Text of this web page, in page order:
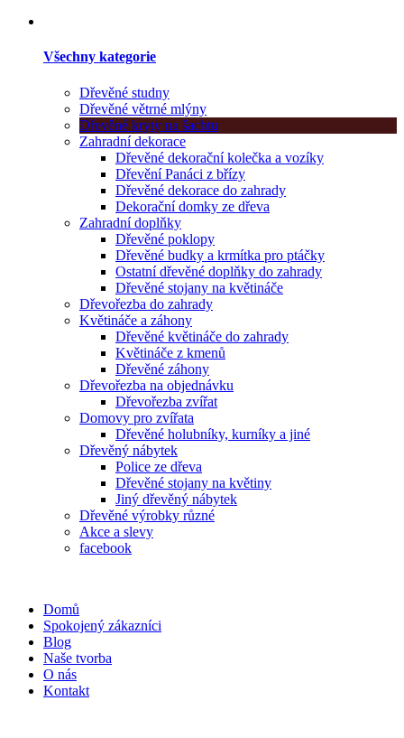
Všechny kategorie
Dřevěné studny
Dřevěné větrné mlýny
Dřevěné kryty na šachtu
Zahradní dekorace
Dřevěné dekorační kolečka a vozíky
Dřevění Panáci z břízy
Dřevěné dekorace do zahrady
Dekorační domky ze dřeva
Zahradní doplňky
Dřevěné poklopy
Dřevěné budky a krmítka pro ptáčky
Ostatní dřevěné doplňky do zahrady
Dřevěné stojany na květináče
Dřevořezba do zahrady
Květináče a záhony
Dřevěné květináče do zahrady
Květináče z kmenů
Dřevěné záhony
Dřevořezba na objednávku
Dřevořezba zvířat
Domovy pro zvířata
Dřevěné holubníky, kurníky a jiné
Dřevěný nábytek
Police ze dřeva
Dřevěné stojany na květiny
Jiný dřevěný nábytek
Dřevěné výrobky různé
Akce a slevy
facebook
Domů
Spokojený zákazníci
Blog
Naše tvorba
O nás
Kontakt